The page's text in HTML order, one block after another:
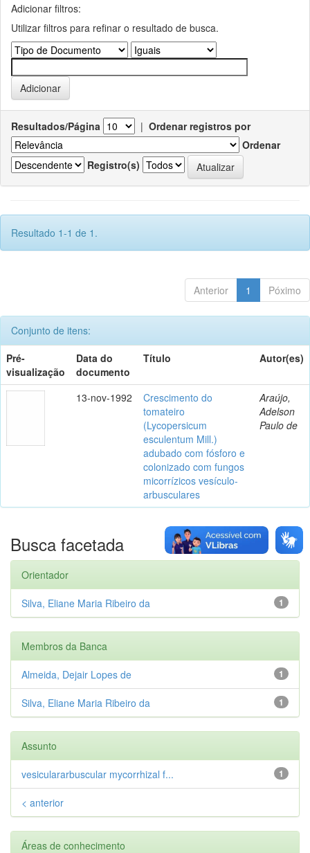
Adicionar filtros:
Utilizar filtros para refinar o resultado de busca.
Resultados/Página | Ordenar registros por
Ordenar
Registro(s)
Resultado 1-1 de 1.
Anterior 1 Póximo
Conjunto de itens:
Pré-
visualização
Data do
documento
Título Autor(es)
13-nov-1992
Crescimento do
tomateiro
(Lycopersicum
esculentum Mill.)
adubado com fósforo e
colonizado com fungos
micorrízicos vesículo-
arbusculares
Araújo,
Adelson
Paulo de
Busca facetada
Orientador
1
Silva, Eliane Maria Ribeiro da
Membros da Banca
1
Almeida, Dejair Lopes de
1
Silva, Eliane Maria Ribeiro da
Assunto
1
vesiculararbuscular mycorrhizal f...
< anterior
Áreas de conhecimento